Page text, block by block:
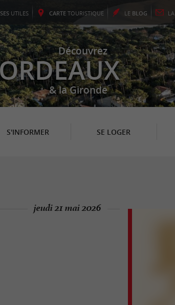
UTILES CARTE TOURISTIQUE LE BLOG LA
Découvrez
& la Gironde
S'INFORMER SE LOGER
jeudi 21 mai 2026